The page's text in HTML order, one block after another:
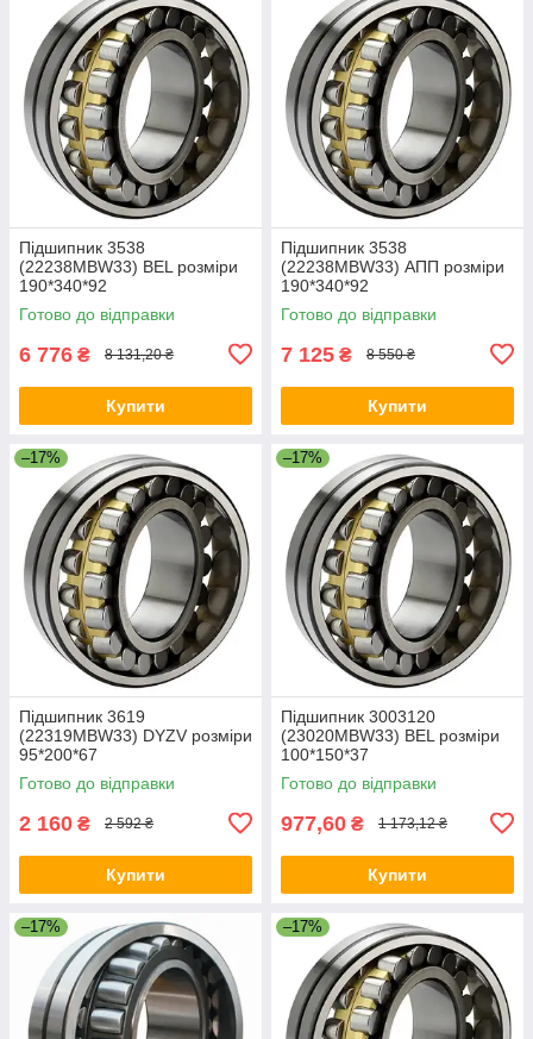
Підшипник 3538
(22238MBW33) BEL розміри
190*340*92
Готово до відправки
6 776 ₴ 8 131,20 ₴
Купити
Підшипник 3538
(22238MBW33) АПП розміри
190*340*92
Готово до відправки
7 125 ₴ 8 550 ₴
Купити
–17%
Підшипник 3619
(22319MBW33) DYZV розміри
95*200*67
Готово до відправки
2 160 ₴ 2 592 ₴
Купити
–17%
Підшипник 3003120
(23020MBW33) BEL розміри
100*150*37
Готово до відправки
977,60 ₴ 1 173,12 ₴
Купити
–17% –17%